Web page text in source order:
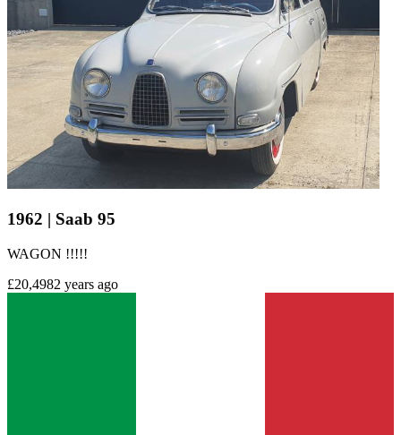
1962 | Saab 95
WAGON !!!!!
£20,4982 years ago